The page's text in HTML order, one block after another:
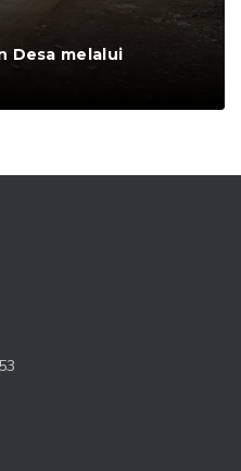
Desa melalui